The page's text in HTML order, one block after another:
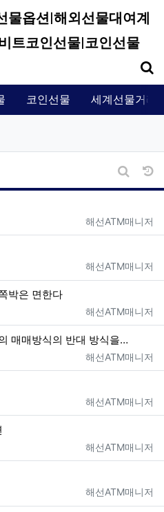
물옵션|해외선물대여계
트코인선물|코인선물
코인선물 세계선물거래
게시판
등록자
해선ATM매니저
등록자
해선ATM매니저
박은 면한다
등록자
해선ATM매니저
매매방식의 반대 방식을…
등록자
해선ATM매니저
등록자
해선ATM매니저
등록자
해선ATM매니저
등록자
해선ATM매니저